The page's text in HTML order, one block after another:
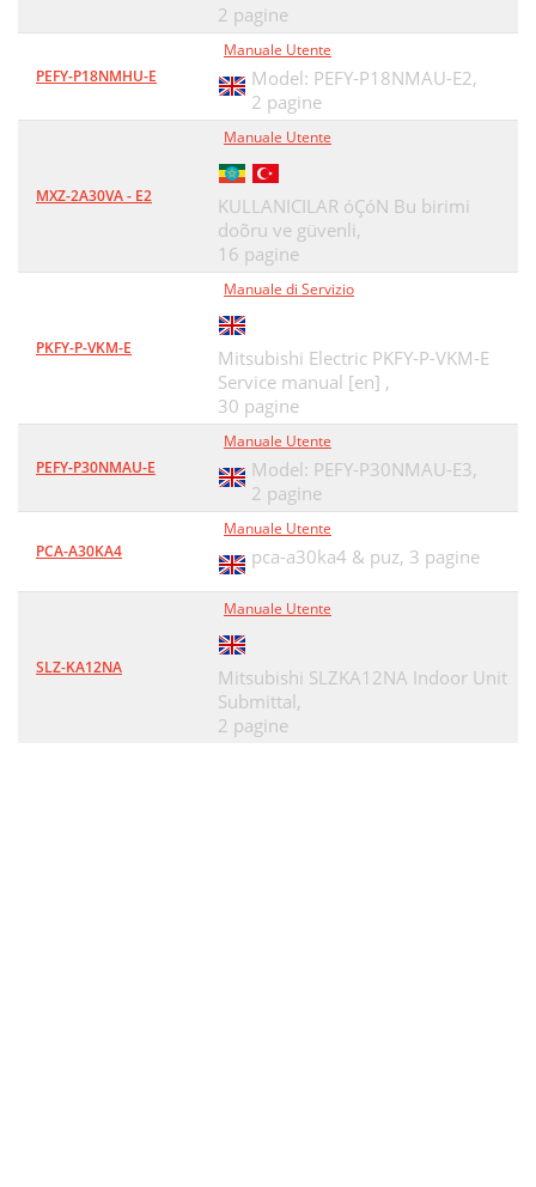
2 pagine
PEFY-P18NMHU-E
Manuale Utente
Model: PEFY-P18NMAU-E2,
2 pagine
MXZ-2A30VA - E2
Manuale Utente
KULLANICILAR óÇóN Bu birimi
doõru ve güvenli,
16 pagine
PKFY-P-VKM-E
Manuale di Servizio
Mitsubishi Electric PKFY-P-VKM-E
Service manual [en] ,
30 pagine
PEFY-P30NMAU-E
Manuale Utente
Model: PEFY-P30NMAU-E3,
2 pagine
PCA-A30KA4
Manuale Utente
pca-a30ka4 & puz, 3 pagine
SLZ-KA12NA
Manuale Utente
Mitsubishi SLZKA12NA Indoor Unit
Submittal,
2 pagine